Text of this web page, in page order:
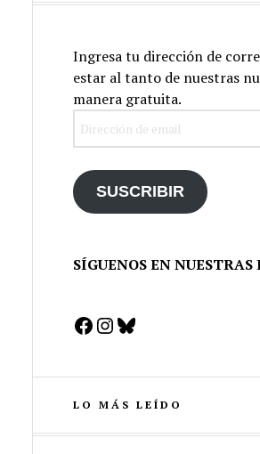
Ingresa tu dirección de
estar al tanto de nuestras
manera gratuita.
SUSCRIBIR
SÍGUENOS EN NUESTRAS
Facebook
Instagram
Bluesky
LO MÁS LEÍDO